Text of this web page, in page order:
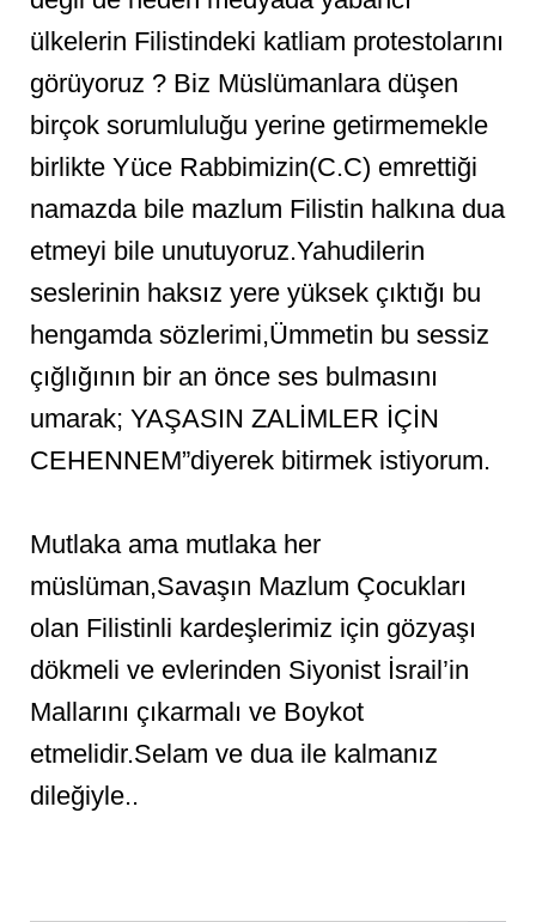
ülkelerin Filistindeki katliam protestolarını
görüyoruz ? Biz Müslümanlara düşen
birçok sorumluluğu yerine getirmemekle
birlikte Yüce Rabbimizin(C.C) emrettiği
namazda bile mazlum Filistin halkına dua
etmeyi bile unutuyoruz.Yahudilerin
seslerinin haksız yere yüksek çıktığı bu
hengamda sözlerimi,Ümmetin bu sessiz
çığlığının bir an önce ses bulmasını
umarak; YAŞASIN ZALİMLER İÇİN
CEHENNEM”diyerek bitirmek istiyorum.
Mutlaka ama mutlaka her
müslüman,Savaşın Mazlum Çocukları
olan Filistinli kardeşlerimiz için gözyaşı
dökmeli ve evlerinden Siyonist İsrail’in
Mallarını çıkarmalı ve Boykot
etmelidir.Selam ve dua ile kalmanız
dileğiyle..